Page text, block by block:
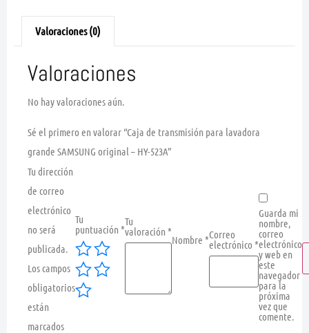
Valoraciones (0)
Valoraciones
No hay valoraciones aún.
Sé el primero en valorar “Caja de transmisión para lavadora
grande SAMSUNG original – HY-523A”
Tu dirección
de correo
electrónico
no será
publicada.
Los campos
obligatorios
están
marcados
Tu
puntuación *
Tu
valoración *
Nombre *Correo
electrónico *
Guarda mi
nombre,
correo
electrónico
y web en
este
navegador
para la
próxima
vez que
comente.